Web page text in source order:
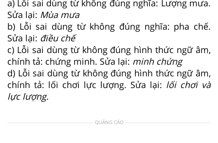
a) Lỗi sai dùng từ không đúng nghĩa: Lượng mưa.
Sửa lại: Mùa mưa
b) Lỗi sai dùng từ không đúng nghĩa: pha chế.
Sửa lại: điều chế
c) Lỗi sai dùng từ không đúng hình thức ngữ âm,
chính tả: chứng minh. Sửa lại: minh chứng
d) Lỗi sai dùng từ không đúng hình thức ngữ âm,
chính tả: lối chơi lực lượng. Sửa lại: lối chơi và
lực lượng.
QUẢNG CÁO